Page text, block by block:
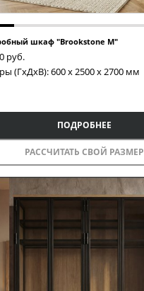
шкаф "Brookstone M"
руб.
(ГxДxВ): 600 x 2500 x 2700 мм
ПОДРОБНЕЕ
РАССЧИТАТЬ СВОЙ РАЗМЕР